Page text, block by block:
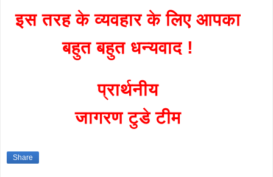
इस तरह के व्यवहार के लिए आपका
बहुत बहुत धन्यवाद !
प्रार्थनीय
जागरण टुडे टीम
Share